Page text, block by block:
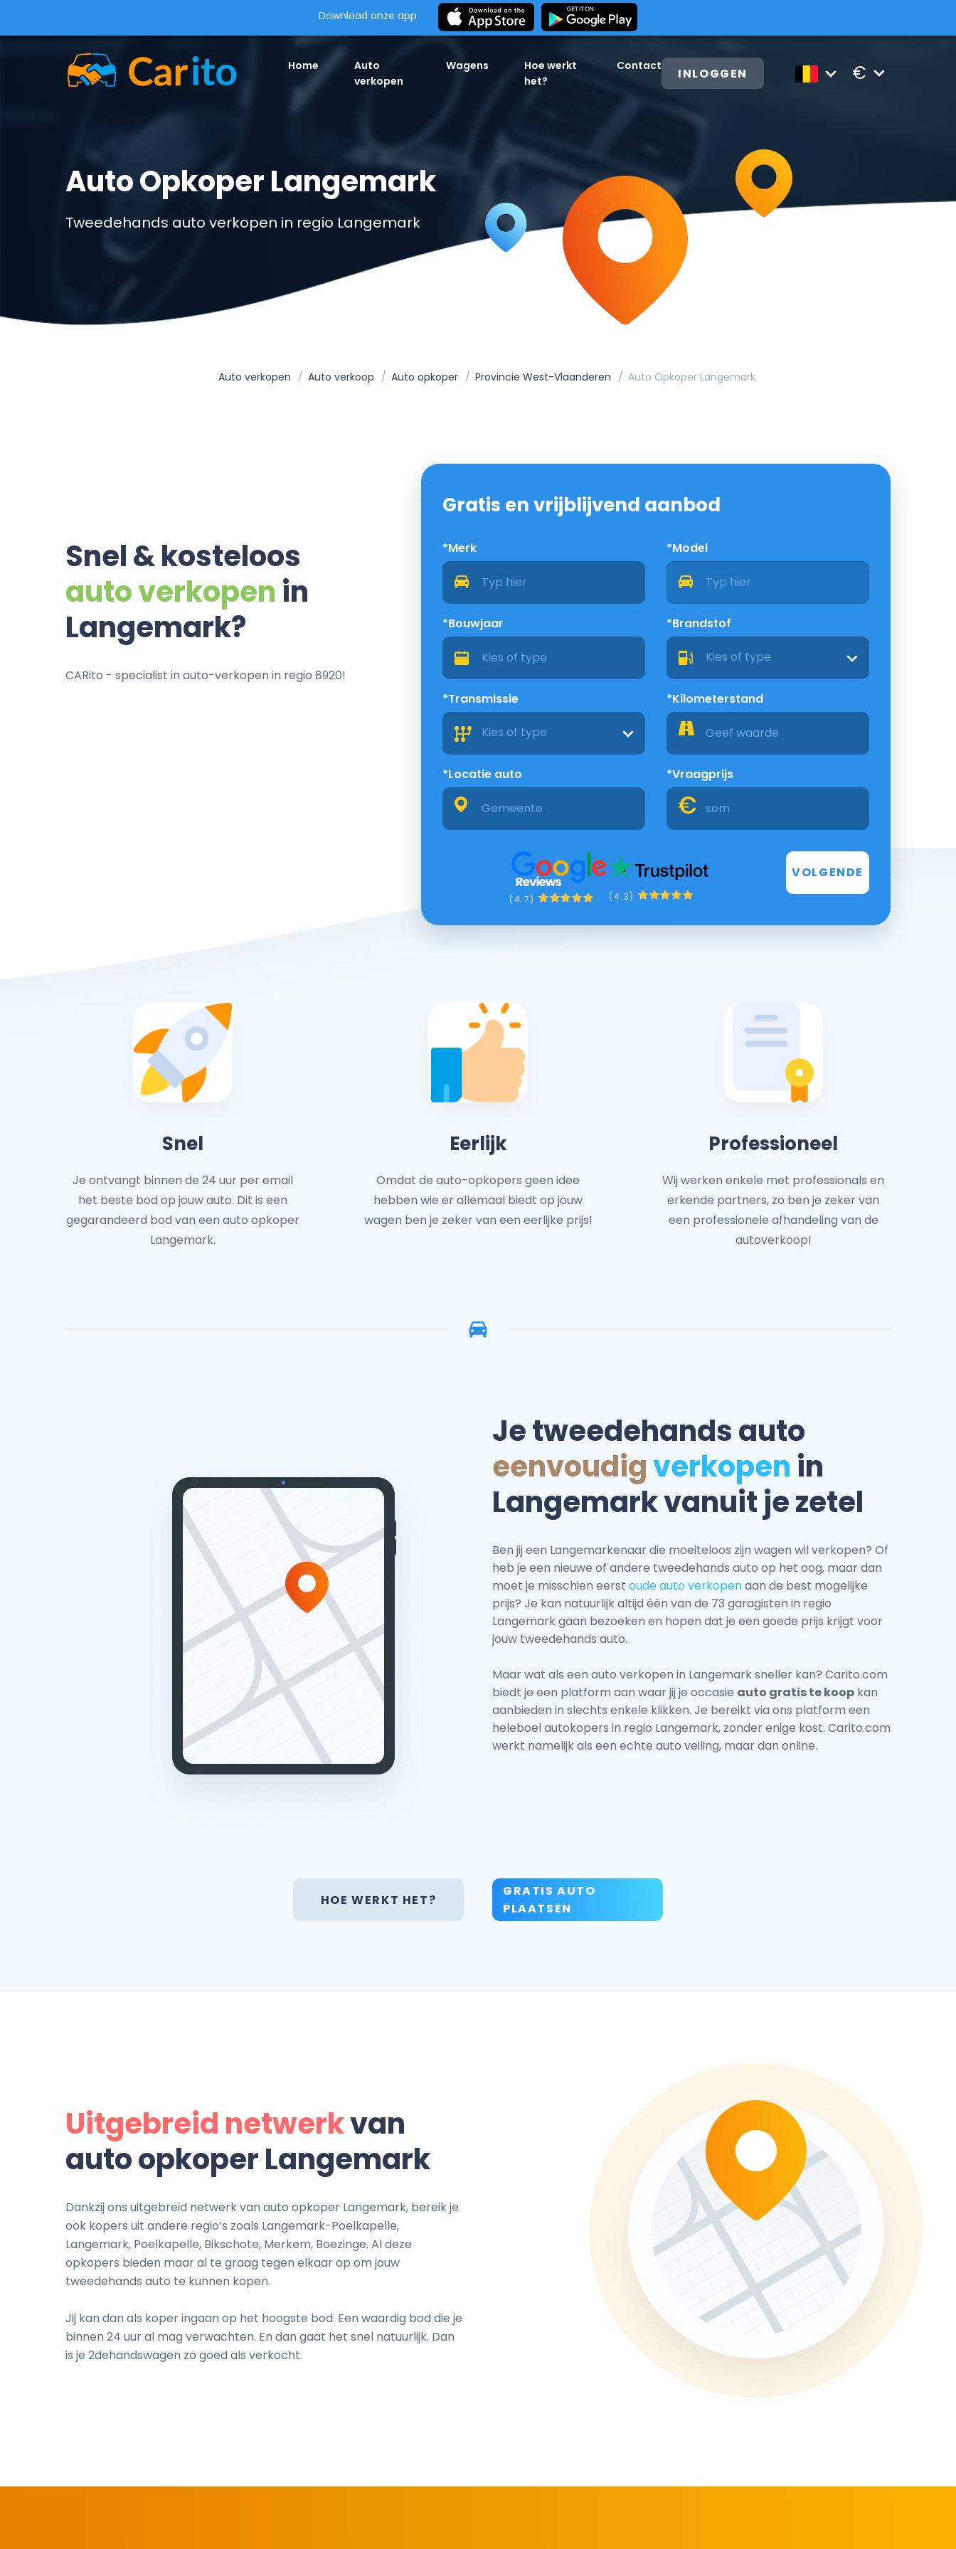
Download onze app
Home
Auto
verkopen
Wagens
Hoe werkt
het?
Contact INLOGGEN €
Auto Opkoper Langemark
Tweedehands auto verkopen in regio Langemark
Auto verkopen Auto verkoop Auto opkoper Provincie West-Vlaanderen Auto Opkoper Langemark
Snel & kosteloos
auto verkopen in
Langemark?
CARito - specialist in auto-verkopen in regio 8920!
Gratis en vrijblijvend aanbod
*Merk *Model
*Bouwjaar *Brandstof
Kies of type
*Transmissie
Kies of type
*Kilometerstand
*Locatie auto *Vraagprijs
(4.7) (4.3)
VOLGENDE
Snel
Je ontvangt binnen de 24 uur per email
het beste bod op jouw auto. Dit is een
gegarandeerd bod van een auto opkoper
Langemark.
Eerlijk
Omdat de auto-opkopers geen idee
hebben wie er allemaal biedt op jouw
wagen ben je zeker van een eerlijke prijs!
Professioneel
Wij werken enkele met professionals en
erkende partners, zo ben je zeker van
een professionele afhandeling van de
autoverkoop!
Je tweedehands auto
eenvoudigverkopen in
Langemark vanuit je zetel
Ben jij een Langemarkenaar die moeiteloos zijn wagen wil verkopen? Of
heb je een nieuwe of andere tweedehands auto op het oog, maar dan
moet je misschien eerst oude auto verkopenaan de best mogelijke
prijs? Je kan natuurlijk altijd één van de 73 garagisten in regio
Langemark gaan bezoeken en hopen dat je een goede prijs krijgt voor
jouw tweedehands auto.
Maar wat als een auto verkopen in Langemark sneller kan? Carito.com
biedt je een platform aan waar jij je occasie auto gratis te koop kan
aanbieden in slechts enkele klikken. Je bereikt via ons platform een
heleboel autokopers in regio Langemark, zonder enige kost. Carito.com
werkt namelijk als een echte auto veiling, maar dan online.
HOE WERKT HET?
GRATIS AUTO
PLAATSEN
Uitgebreid netwerkvan
auto opkoper Langemark
Dankzij ons uitgebreid netwerk van auto opkoper Langemark, bereik je
ook kopers uit andere regio’s zoals Langemark-Poelkapelle,
Langemark, Poelkapelle, Bikschote, Merkem, Boezinge. Al deze
opkopers bieden maar al te graag tegen elkaar op om jouw
tweedehands auto te kunnen kopen.
Jij kan dan als koper ingaan op het hoogste bod. Een waardig bod die je
binnen 24 uur al mag verwachten. En dan gaat het snel natuurlijk. Dan
is je 2dehandswagen zo goed als verkocht.